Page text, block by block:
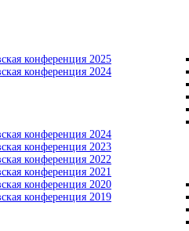
конференция 2025
конференция 2024
конференция 2024
конференция 2023
конференция 2022
конференция 2021
конференция 2020
конференция 2019